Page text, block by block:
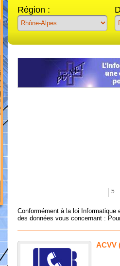
Région :
5
Conformément à la loi
des données vous concernant :
ACVV